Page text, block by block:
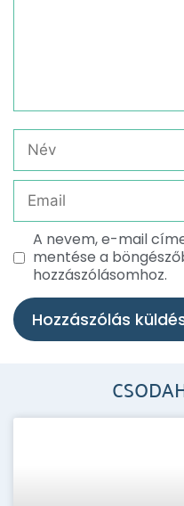
A nevem, e-mail
mentése a
hozzászólásomhoz.